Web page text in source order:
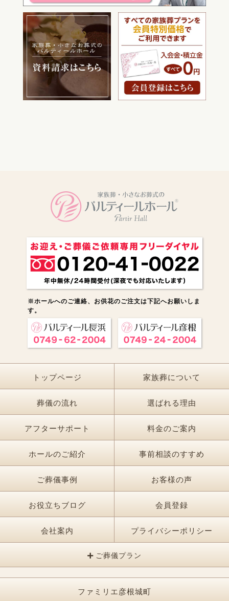
※ホールへのご連絡、お供花のご注文は下記へお願いしま
す。
トップページ 家族葬について
葬儀の流れ 選ばれる理由
アフターサポート 料金のご案内
ホールのご紹介 事前相談のすすめ
ご葬儀事例 お客様の声
お役立ちブログ 会員登録
会社案内 プライバシーポリシー
ご葬儀プラン
ファミリエ彦根城町